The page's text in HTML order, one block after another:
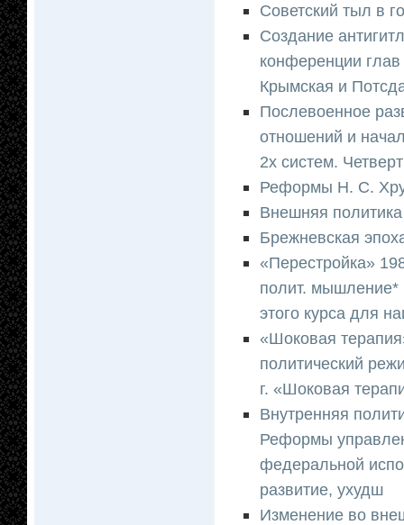
Советский тыл в
Создание
конференции
Крымская и
Послевоенное
отношений и
2х систем.
Реформы Н. С.
Внешняя
Брежневская
«Перестройка»
полит. мышление*
этого курса для
«Шоковая
политический
г. «Шоковая
Внутренняя
Реформы
федеральной
развитие, ухудш
Изменение во